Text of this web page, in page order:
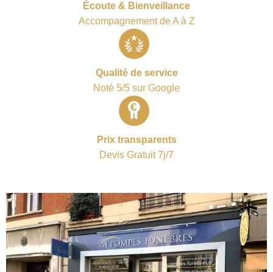
Écoute & Bienveillance
Accompagnement de A à Z
Qualité de service
Noté 5/5 sur Google
Prix transparents
Devis Gratuit 7j/7